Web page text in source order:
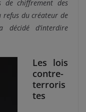
de chiffrement des
refus du créateur de
décidé d’interdire
Les lois
contre-
terroris
tes